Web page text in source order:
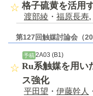
格子硫黄を活用
渡部綾 ・ 福原長寿,
第127回触媒討論会（
予稿 2A03 (B1)
Ru系触媒を用い
ス強化
平田望 ・ 伊藤幹人